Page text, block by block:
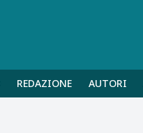
REDAZIONE AUTORI